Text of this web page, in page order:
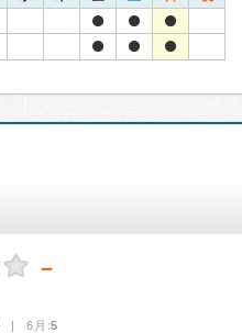
－
| 6月:5